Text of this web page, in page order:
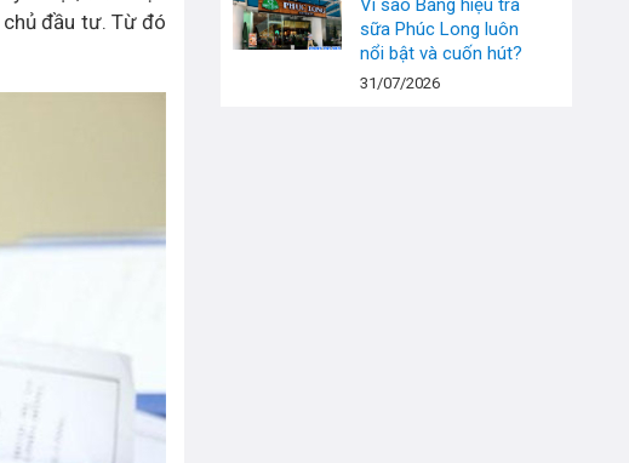
đầu tư. Từ đó
Vì sao Bảng hiệu trà
sữa Phúc Long luôn
nổi bật và cuốn hút?
31/07/2026